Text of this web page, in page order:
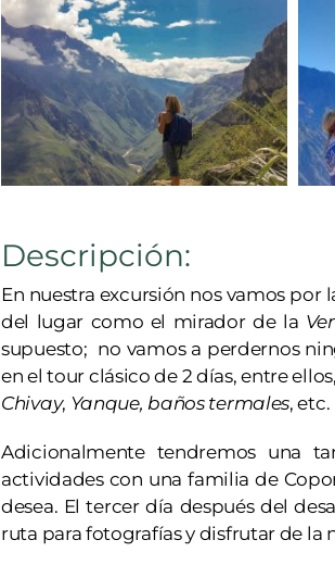
Descripción:
En nuestra excursión nos vamos
del lugar como el mirador de la
supuesto; no vamos a perdernos
en el tour clásico de 2 días, entre
Chivay, Yanque, baños termales, etc.
Adicionalmente tendremos una
actividades con una familia de
desea. El tercer día después del
ruta para fotografías y disfrutar de la